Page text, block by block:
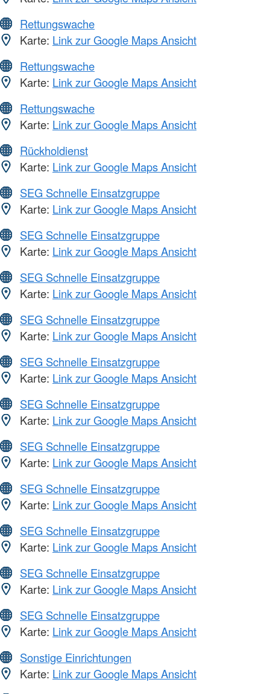
Rettungswache
Karte: Link zur Google Maps Ansicht
Rettungswache
Karte: Link zur Google Maps Ansicht
Rettungswache
Karte: Link zur Google Maps Ansicht
Rückholdienst
Karte: Link zur Google Maps Ansicht
SEG Schnelle Einsatzgruppe
Karte: Link zur Google Maps Ansicht
SEG Schnelle Einsatzgruppe
Karte: Link zur Google Maps Ansicht
SEG Schnelle Einsatzgruppe
Karte: Link zur Google Maps Ansicht
SEG Schnelle Einsatzgruppe
Karte: Link zur Google Maps Ansicht
SEG Schnelle Einsatzgruppe
Karte: Link zur Google Maps Ansicht
SEG Schnelle Einsatzgruppe
Karte: Link zur Google Maps Ansicht
SEG Schnelle Einsatzgruppe
Karte: Link zur Google Maps Ansicht
SEG Schnelle Einsatzgruppe
Karte: Link zur Google Maps Ansicht
SEG Schnelle Einsatzgruppe
Karte: Link zur Google Maps Ansicht
SEG Schnelle Einsatzgruppe
Karte: Link zur Google Maps Ansicht
SEG Schnelle Einsatzgruppe
Karte: Link zur Google Maps Ansicht
Sonstige Einrichtungen
Karte: Link zur Google Maps Ansicht